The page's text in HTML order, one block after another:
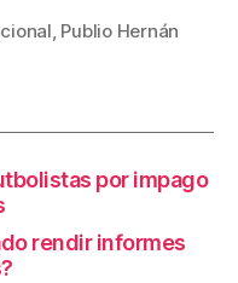
, Publio Hernán
por impago
rendir informes